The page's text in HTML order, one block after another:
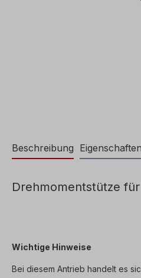
Beschreibung Eigenschaften
Drehmomentstütze für
Wichtige Hinweise
Bei diesem Antrieb handelt es